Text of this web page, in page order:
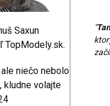
Saxun
TopModely.sk.
niečo nebolo
kludne volajte
"